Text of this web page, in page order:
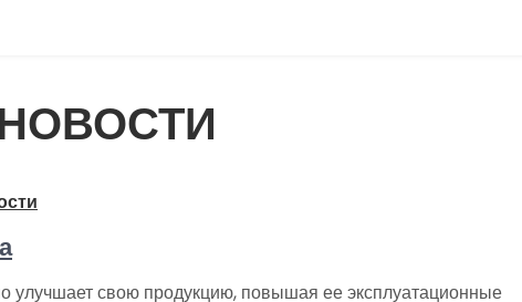
улучшает свою продукцию, повышая ее эксплуатационные